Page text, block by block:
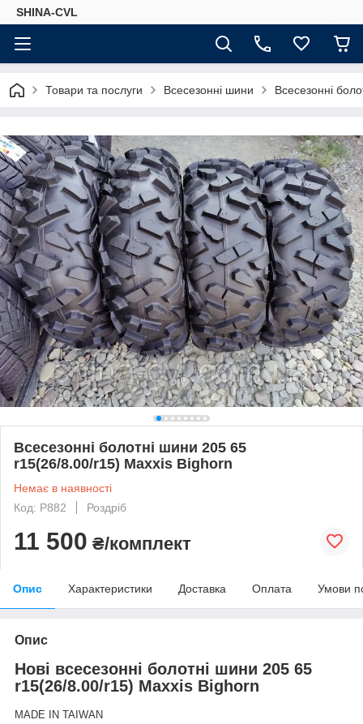
SHINA-CVL
Товари та послуги Всесезонні шини Всесезонні
Всесезонні болотні шини 205 65
r15(26/8.00/r15) Maxxis Bighorn
Немає в наявності
Код: P882
Роздріб
11 500 ₴/комплект
Опис Характеристики Доставка Оплата Умови
Опис
Нові всесезонні болотні шини 205 65
r15(26/8.00/r15) Maxxis Bighorn
MADE IN TAIWAN